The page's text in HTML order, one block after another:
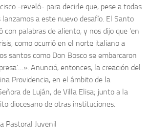
-reveló- para decirle que, pese a todas
lanzamos a este nuevo desafío. El Santo
con palabras de aliento, y nos dijo que ‘en
como ocurrió en el norte italiano a
santos como Don Bosco se embarcaron
Anunció, entonces, la creación del
Providencia, en el ámbito de la
de Luján, de Villa Elisa; junto a la
diocesano de otras instituciones.
Pastoral Juvenil